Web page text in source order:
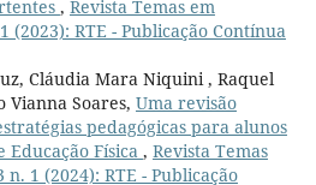
, Revista Temas em
(2023): RTE - Publicação Contínua
Cláudia Mara Niquini , Raquel
Vianna Soares, Uma revisão
pedagógicas para alunos
Educação Física , Revista Temas
n. 1 (2024): RTE - Publicação